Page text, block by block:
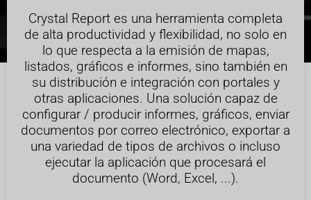
Crystal Report es una herramienta completa
de alta productividad y flexibilidad, no solo en
lo que respecta a la emisión de mapas,
listados, gráficos e informes, sino también en
su distribución e integración con portales y
otras aplicaciones. Una solución capaz de
configurar / producir informes, gráficos, enviar
documentos por correo electrónico, exportar a
una variedad de tipos de archivos o incluso
ejecutar la aplicación que procesará el
documento (Word, Excel, ...).